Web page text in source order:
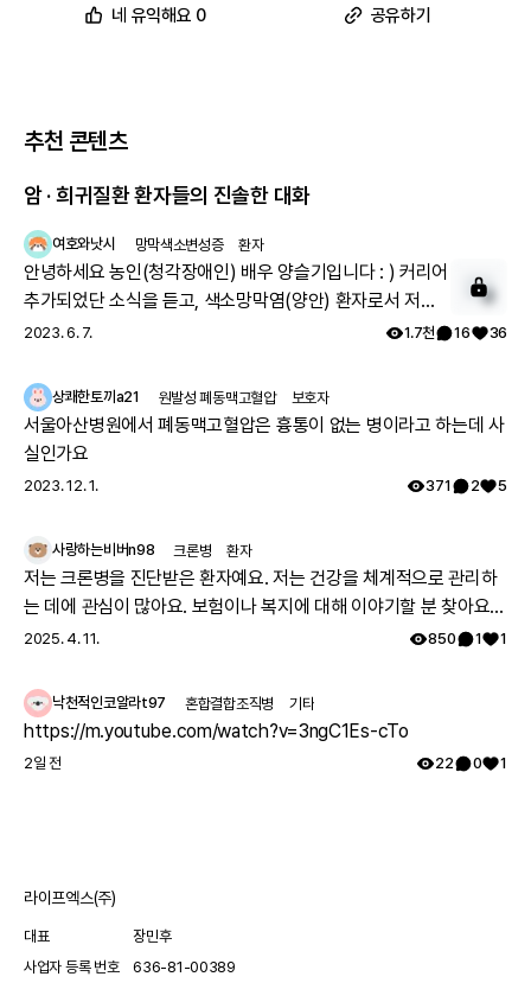
네 유익해요 0 공유하기
추천 콘텐츠
암 · 희귀질환 환자들의 진솔한 대화
여호와낫시 망막색소변성증 환자
안녕하세요 농인(청각장애인) 배우 양슬기입니다 : ) 커리어
추가되었단 소식을 듣고, 색소망막염(양안) 환자로서 저의
근황을 말씀드리려고 합니다. 제 직업은 전도사며, 부업으로
모델협회 모델반을 수료했으며, 올해부터 본격적으로 모델
겸 영화배우 활동을 시작했습니다. 2023년 3월 ~ 5월 저의
활동을 말씀드리자면 삼성서비스센터 CF촬영과 은밀하게
게 어렵지만 의미있는 일들을 하게 해주신 살아계신 하나님
께 감사드립니다. 그리고 레어메이트, 레어노트 여러분의 따
뜻한 응원 덕분에 저는 어려운 걸 지금껏 잘 해낼 수 있었답
니다 : ) 저의 한걸음 한걸음으로 전달하고자 하는 것은 병
의지대로 살아간다면 기회와 희망이 있다는 것을 알려드리
고 싶고 저를 통해 행복 바이러스를 전파하는 것입니다. 앞
으로도 승승장구하는 저의 소식을 전해드리면서 저로 인해
2
2023. 6. 7. 1.7천 16 36
상쾌한토끼a21 원발성 폐동맥고혈압 보호자
서울아산병원에서 폐동맥고혈압은 흉통이 없는 병이라고 하는데 사
실인가요
2023. 12. 1. 371 2 5
사랑하는비버n98 크론병 환자
저는 크론병을 진단받은 환자예요. 저는 건강을 체계적으로 관리하
는 데에 관심이 많아요. 보험이나 복지에 대해 이야기할 분 찾아요
👏🏻
2025. 4. 11. 850 1 1
낙천적인코알라t97 혼합결합조직병 기타
https://m.youtube.com/watch?v=3ngC1Es-cTo
2일 전 22 0 1
라이프엑스(주)
대표
장민후
사업자 등록 번호
636-81-00389